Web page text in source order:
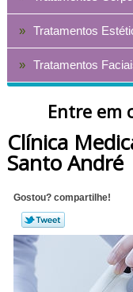
Tratamentos
Tratamentos
Entre em
Clínica
Santo André
Gostou? compartilhe!